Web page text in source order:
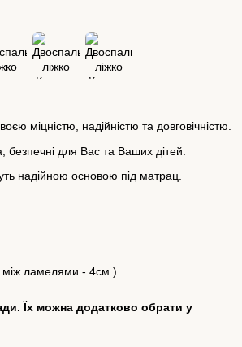
міцністю, надійністю та довговічністю.
безпечні для Вас та Ваших дітей.
надійною основою під матрац.
між ламелями - 4см.)
Їх можна додатково обрати у